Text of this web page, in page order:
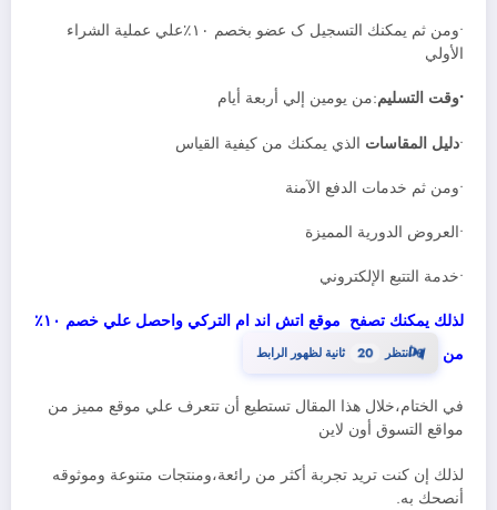
•ومن ثم يمكنك التسجيل ک عضو بخصم ١٠٪علي عملية الشراء
الأولي
•وقت التسليم:من يومين إلي أربعة أيام
•دليل المقاسات الذي يمكنك من كيفية القياس
•ومن ثم خدمات الدفع الآمنة
•العروض الدورية المميزة
•خدمة التتبع الإلكتروني
لذلك يمكنك تصفح موقع اتش اند ام التركي واحصل علي خصم ١٠٪
من
⏳انتظر 19 ثانية لظهور الرابط
في الختام،خلال هذا المقال تستطيع أن تتعرف علي موقع مميز من
مواقع التسوق أون لاين
لذلك إن كنت تريد تجربة أكثر من رائعة،ومنتجات متنوعة وموثوقه
أنصحك به.